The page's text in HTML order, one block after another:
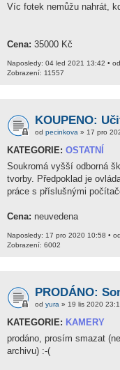
Víc fotek nemůžu nahrát,
Cena: 35000 Kč
Naposledy: 04 led 2021 13:42 • od
Zobrazení: 11557
KOUPENO:
od pecinkova » 17 pro
KATEGORIE: OSTATNÍ
Soukromá vyšší odborná
tvorby. Předpoklad je
práce s příslušnými
Cena: neuvedena
Naposledy: 17 pro 2020 10:58 • od
Zobrazení: 6002
PRODÁNO:
od yura » 19 lis 2020
KATEGORIE: KAMERY
prodáno, prosím smazat
archivu) :-(